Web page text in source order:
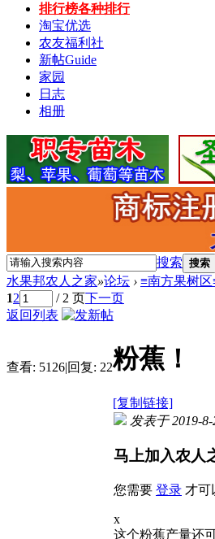
排行榜各种排行
淘宝优选
农友福利社
新帖Guide
家园
日志
相册
搜索 搜索
水果邦农人之家»论坛 › ≡南方果树区
12 / 2 页下一页
返回列表
查看: 5126|回复: 22粉蕉！
[复制链接]
发表于 2019-8-
马上加入农人
您需要 登录 才可
x
这个粉蕉产量还